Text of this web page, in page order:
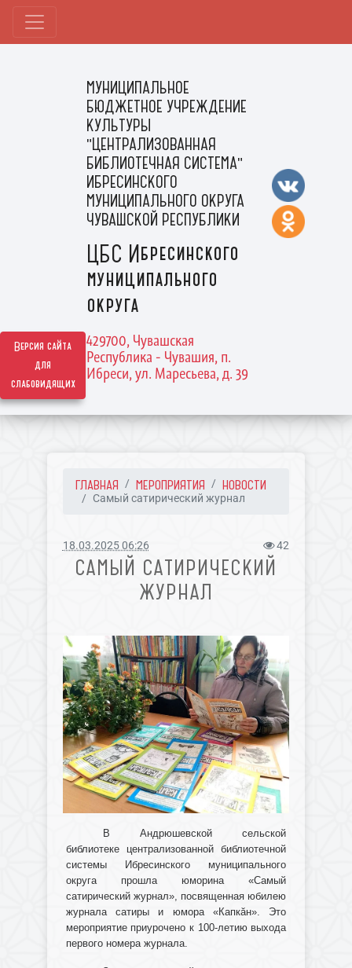
Версия сайта
для
слабовидящих
МУНИЦИПАЛЬНОЕ
БЮДЖЕТНОЕ УЧРЕЖДЕНИЕ
КУЛЬТУРЫ
"ЦЕНТРАЛИЗОВАННАЯ
БИБЛИОТЕЧНАЯ СИСТЕМА"
ИБРЕСИНСКОГО
МУНИЦИПАЛЬНОГО ОКРУГА
ЧУВАШСКОЙ РЕСПУБЛИКИ
ЦБС Ибресинского
муниципального
округа
429700, Чувашская
Республика - Чувашия, п.
Ибреси, ул. Маресьева, д. 39
ГЛАВНАЯ МЕРОПРИЯТИЯ НОВОСТИ
Самый сатирический журнал
18.03.2025 06:26 42
САМЫЙ САТИРИЧЕСКИЙ
ЖУРНАЛ
В Андрюшевской сельской
библиотеке централизованной библиотечной
системы Ибресинского муниципального
округа прошла юморина «Самый
сатирический журнал», посвященная юбилею
журнала сатиры и юмора «Капкăн». Это
мероприятие приурочено к 100-летию выхода
первого номера журнала.